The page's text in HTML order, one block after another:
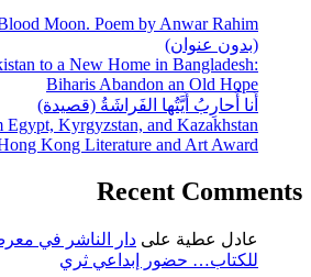
Moon. Poem by Anwar Rahim
(بدون عنوان)
to a New Home in Bangladesh:
Biharis Abandon an Old Hope
أَنا أُحارِبُ أَيَّتُها الفَراشَةُ (قصيدة)
Egypt, Kyrgyzstan, and Kazakhstan
Kong Literature and Art Award
Recent Comments
عادل عطية على دار الناشر في
للكتاب… حضور إبداعي ثري